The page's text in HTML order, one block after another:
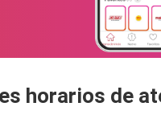
horarios de